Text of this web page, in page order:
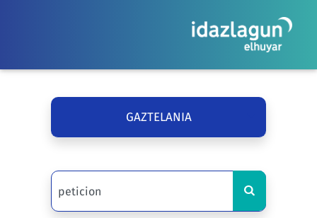
GAZTELANIA